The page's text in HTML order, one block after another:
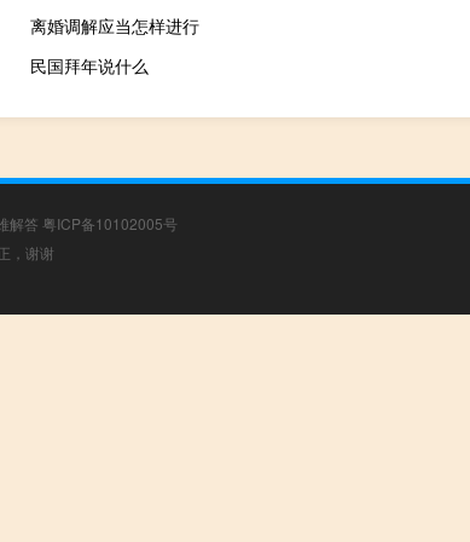
离婚调解应当怎样进行
民国拜年说什么
解答 粤ICP备10102005号
，谢谢